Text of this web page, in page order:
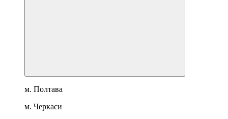
м. Полтава
м. Черкаси